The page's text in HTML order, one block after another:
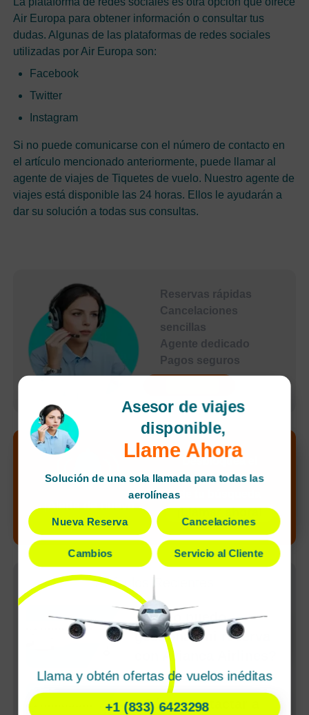
Air Europa para obtener información o consultar tus
dudas. Algunas de las plataformas de redes sociales
utilizadas por Air Europa son:
Facebook
Twitter
Instagram
Si no puede comunicarse con el número de contacto en
el artículo mencionado anteriormente, puede llamar al
agente de viajes de Tiquetes de vuelo. Nuestro agente de
viajes está disponible las 24 horas. Ellos le ayudarán a
dar su solución a todas sus consultas.
Reservas rápidas
Cancelaciones
sencillas
Agente dedicado
Pagos seguros
¡Alerta de nuevo
precio!
Desbloquea el
precio más bajo
de tu búsqueda
¡Llamar ahora!
Artículos Recientes
¿Cómo puedo
gestionar mi reserva
con Avianca Airlines?
¿Cómo contactar a
Asesor de viajes
disponible,
Llame Ahora
Solución de una sola llamada para todas las
aerolíneas
Nueva Reserva Cancelaciones
Cambios Servicio al Cliente
Llama y obtén ofertas de vuelos inéditas
+1 (833) 6423298